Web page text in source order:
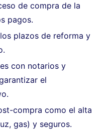
de compra de la
pagos.
plazos de reforma y
con notarios y
el
compra como el alta
gas) y seguros.